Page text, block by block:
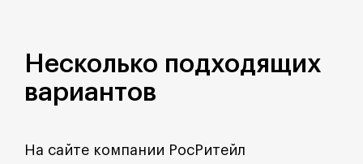
Несколько подходящих
вариантов
На сайте компании РосРитейл